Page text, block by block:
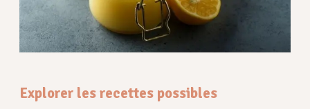
Explorer les recettes possibles